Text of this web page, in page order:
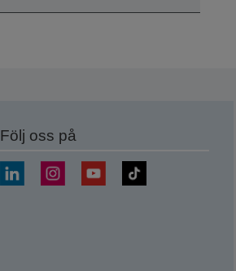
Följ oss på